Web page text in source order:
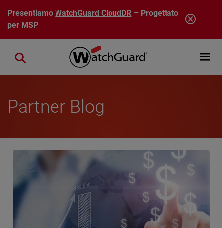
Salta al contenuto principale
PresentiamoWatchGuard CloudDR – Progettato
per MSP
Open
Close search
Partner Blog